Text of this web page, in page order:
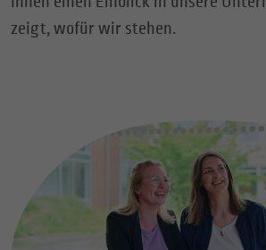
zeigt, wofür wir stehen.